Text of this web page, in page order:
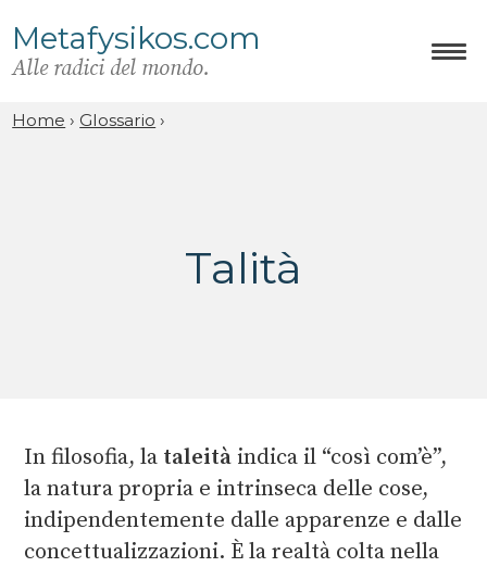
Metafysikos.com
Alle radici del mondo.
Home › Glossario ›
Talità
In filosofia, la taleitàindica il “così com’è”,
la natura propria e intrinseca delle cose,
indipendentemente dalle apparenze e dalle
concettualizzazioni. È la realtà colta nella